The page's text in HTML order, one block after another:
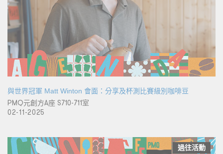
與世界冠軍 Matt Winton 會面：分享及杯測比賽級別咖啡豆
PMQ元創方A座 S710-711室
02-11-2025
過往活動